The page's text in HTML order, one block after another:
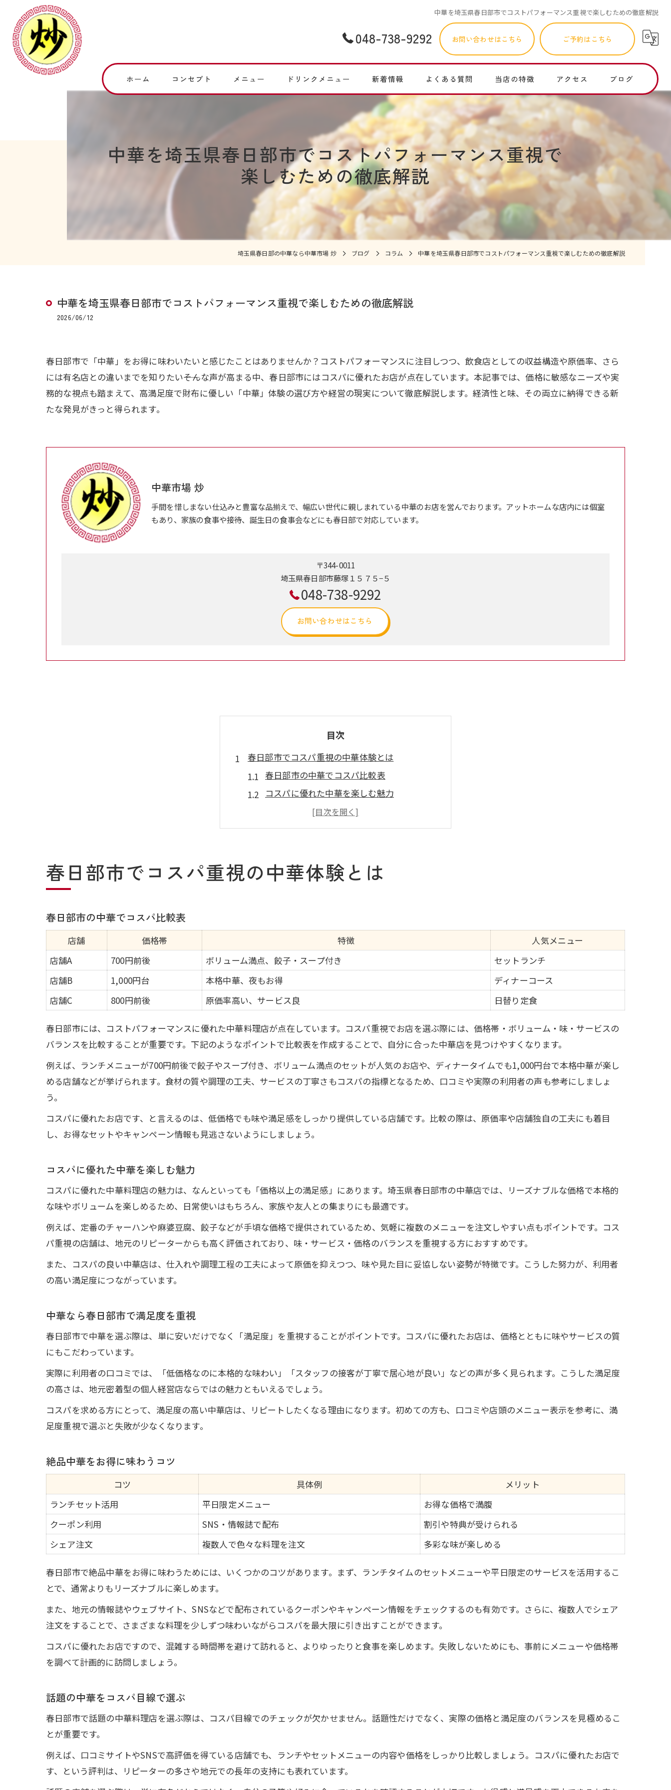
中華を埼玉県春日部市でコストパフォーマンス重視で楽しむための徹底解説
048-738-9292 お問い合わせはこちら ご予約はこちら
ホーム コンセプト メニュー ドリンクメニュー 新着情報 よくある質問 当店の特徴
町中華
ランチ
個人店
子連れ
レバニラ
アクセス ブログ
中華を埼玉県春日部市でコストパフォーマンス重視で
楽しむための徹底解説
埼玉県春日部の中華なら中華市場 炒 ブログ コラム 中華を埼玉県春日部市でコストパフォーマンス重視で楽しむための徹底解説
中華を埼玉県春日部市でコストパフォーマンス重視で楽しむための徹底解説
2026/06/12
春日部市で「中華」をお得に味わいたいと感じたことはありませんか？コストパフォーマンスに注目しつつ、飲食店としての収益構造や原価率、さら
には有名店との違いまでを知りたい――そんな声が高まる中、春日部市にはコスパに優れたお店が点在しています。本記事では、価格に敏感なニーズや実
務的な視点も踏まえて、高満足度で財布に優しい「中華」体験の選び方や経営の現実について徹底解説します。経済性と味、その両立に納得できる新
たな発見がきっと得られます。
中華市場 炒
手間を惜しまない仕込みと豊富な品揃えで、幅広い世代に親しまれている中華のお店を営んでおります。アットホームな店内には個室
もあり、家族の食事や接待、誕生日の食事会などにも春日部で対応しています。
〒344-0011
埼玉県春日部市藤塚１５７５−５
048-738-9292
お問い合わせはこちら
目次
春日部市でコスパ重視の中華体験とは
春日部市の中華でコスパ比較表
コスパに優れた中華を楽しむ魅力
中華なら春日部市で満足度を重視
絶品中華をお得に味わうコツ
財布に優しい中華選びのヒントを伝授
コスパ重視の中華選びポイント一覧
中華選びの基準をコスパで考える
予算内で満足できる中華の探し方
中華のコストパフォーマンスを徹底分析
春日部市中華のコスパ分析データ
コスパ視点で見る中華の魅力
中華料理の原価率に注目する理由
コストパフォーマンス重視の選択術
中華のコスパを高める工夫とは
満足度高める春日部市の中華攻略術
春日部市で満足度重視の中華術
コスパ重視派におすすめの中華体験
実は知っておきたい中華の収益構造
中華料理店の収益構造を比較解説
春日部市中華の原価率を知る意義
コストパフォーマンスと収益性の関係
中華店の儲かる仕組みを探る
春日部市でコスパ中華を満喫するコツ
コストパフォーマンスに優れた体験を
春日部市で納得の中華を選ぶ方法
春日部市でコスパ重視の中華体験とは
春日部市の中華でコスパ比較表
店舗 価格帯 特徴
人気メニュー
店舗A
700円前後 ボリューム満点、餃子・スープ付き
セットランチ
店舗B
1,000円台 本格中華、夜もお得
ディナーコース
店舗C
800円前後 原価率高い、サービス良 日替り定食
春日部市には、コストパフォーマンスに優れた中華料理店が点在しています。コスパ重視でお店を選ぶ際には、価格帯・ボリューム・味・サービスの
バランスを比較することが重要です。下記のようなポイントで比較表を作成することで、自分に合った中華店を見つけやすくなります。
例えば、ランチメニューが700円前後で餃子やスープ付き、ボリューム満点のセットが人気のお店や、ディナータイムでも1,000円台で本格中華が楽し
める店舗などが挙げられます。食材の質や調理の工夫、サービスの丁寧さもコスパの指標となるため、口コミや実際の利用者の声も参考にしましょ
う。
コスパに優れたお店です、と言えるのは、低価格でも味や満足感をしっかり提供している店舗です。比較の際は、原価率や店舗独自の工夫にも着目
し、お得なセットやキャンペーン情報も見逃さないようにしましょう。
コスパに優れた中華を楽しむ魅力
コスパに優れた中華料理店の魅力は、なんといっても「価格以上の満足感」にあります。埼玉県春日部市の中華店では、リーズナブルな価格で本格的
な味やボリュームを楽しめるため、日常使いはもちろん、家族や友人との集まりにも最適です。
例えば、定番のチャーハンや麻婆豆腐、餃子などが手頃な価格で提供されているため、気軽に複数のメニューを注文しやすい点もポイントです。コス
パ重視の店舗は、地元のリピーターからも高く評価されており、味・サービス・価格のバランスを重視する方におすすめです。
また、コスパの良い中華店は、仕入れや調理工程の工夫によって原価を抑えつつ、味や見た目に妥協しない姿勢が特徴です。こうした努力が、利用者
の高い満足度につながっています。
中華なら春日部市で満足度を重視
春日部市で中華を選ぶ際は、単に安いだけでなく「満足度」を重視することがポイントです。コスパに優れたお店は、価格とともに味やサービスの質
にもこだわっています。
実際に利用者の口コミでは、「低価格なのに本格的な味わい」「スタッフの接客が丁寧で居心地が良い」などの声が多く見られます。こうした満足度
の高さは、地元密着型の個人経営店ならではの魅力ともいえるでしょう。
コスパを求める方にとって、満足度の高い中華店は、リピートしたくなる理由になります。初めての方も、口コミや店頭のメニュー表示を参考に、満
足度重視で選ぶと失敗が少なくなります。
絶品中華をお得に味わうコツ
コツ 具体例
メリット
ランチセット活用
平日限定メニュー
お得な価格で満腹
クーポン利用
SNS・情報誌で配布
割引や特典が受けられる
シェア注文
複数人で色々な料理を注文 多彩な味が楽しめる
春日部市で絶品中華をお得に味わうためには、いくつかのコツがあります。まず、ランチタイムのセットメニューや平日限定のサービスを活用するこ
とで、通常よりもリーズナブルに楽しめます。
また、地元の情報誌やウェブサイト、SNSなどで配布されているクーポンやキャンペーン情報をチェックするのも有効です。さらに、複数人でシェア
注文をすることで、さまざまな料理を少しずつ味わいながらコスパを最大限に引き出すことができます。
コスパに優れたお店ですので、混雑する時間帯を避けて訪れると、よりゆったりと食事を楽しめます。失敗しないためにも、事前にメニューや価格帯
を調べて計画的に訪問しましょう。
話題の中華をコスパ目線で選ぶ
春日部市で話題の中華料理店を選ぶ際は、コスパ目線でのチェックが欠かせません。話題性だけでなく、実際の価格と満足度のバランスを見極めるこ
とが重要です。
例えば、口コミサイトやSNSで高評価を得ている店舗でも、ランチやセットメニューの内容や価格をしっかり比較しましょう。コスパに優れたお店で
す、という評判は、リピーターの多さや地元での長年の支持にも表れています。